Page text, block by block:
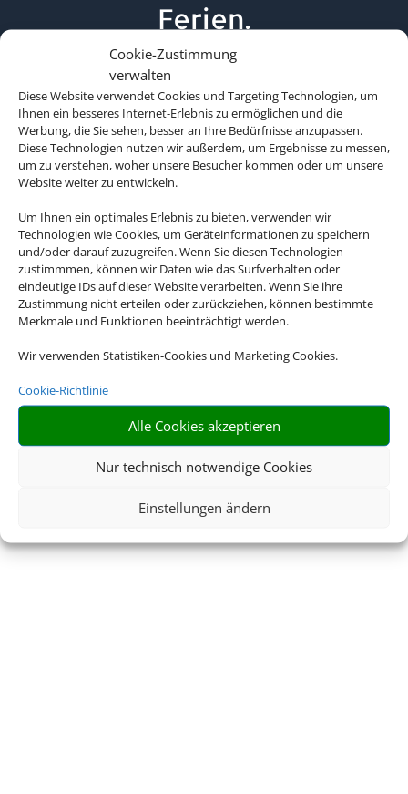
Cookie-Zustimmung
verwalten
Diese Website verwendet Cookies und Targeting Technologien, um
Ihnen ein besseres Internet-Erlebnis zu ermöglichen und die
Werbung, die Sie sehen, besser an Ihre Bedürfnisse anzupassen.
Diese Technologien nutzen wir außerdem, um Ergebnisse zu messen,
um zu verstehen, woher unsere Besucher kommen oder um unsere
Website weiter zu entwickeln.
Um Ihnen ein optimales Erlebnis zu bieten, verwenden wir
Technologien wie Cookies, um Geräteinformationen zu speichern
und/oder darauf zuzugreifen. Wenn Sie diesen Technologien
zustimmmen, können wir Daten wie das Surfverhalten oder
eindeutige IDs auf dieser Website verarbeiten. Wenn Sie ihre
Zustimmung nicht erteilen oder zurückziehen, können bestimmte
Merkmale und Funktionen beeinträchtigt werden.
Wir verwenden Statistiken-Cookies und Marketing Cookies.
Cookie-Richtlinie
Alle Cookies akzeptieren
Nur technisch notwendige Cookies
Einstellungen ändern
Ferien.